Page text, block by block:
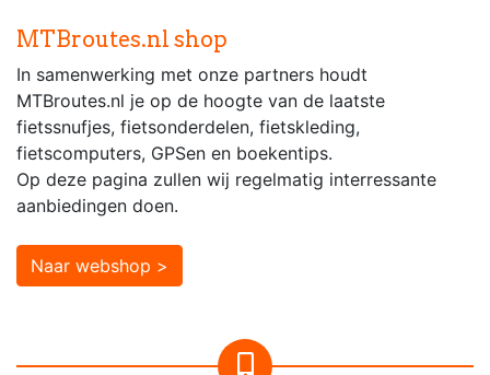
MTBroutes.nl shop
In samenwerking met onze partners houdt
MTBroutes.nl je op de hoogte van de laatste
fietssnufjes, fietsonderdelen, fietskleding,
fietscomputers, GPSen en boekentips.
Op deze pagina zullen wij regelmatig interressante
aanbiedingen doen.
Naar webshop >